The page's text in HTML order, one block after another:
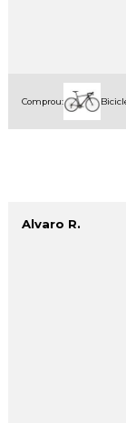
Comprou:
Alvaro R.